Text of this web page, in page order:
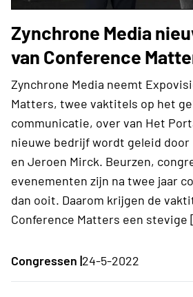
Zynchrone Media
van Conference
Zynchrone Media neemt
Matters, twee vaktitels op het
communicatie, over van Het
nieuwe bedrijf wordt geleid door
en Jeroen Mirck. Beurzen,
evenementen zijn na twee jaar
dan ooit. Daarom krijgen de
Conference Matters een
Congressen |24-5-2022